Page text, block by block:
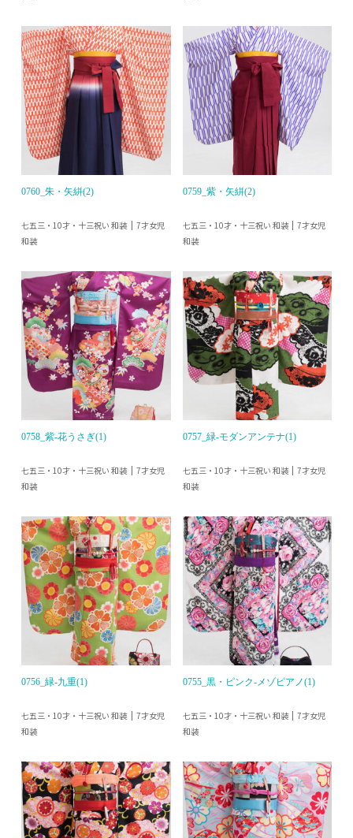
0760_朱・矢絣(2)
七五三・10才・十三祝い 和装
7才女児
和装
0759_紫・矢絣(2)
七五三・10才・十三祝い 和装
7才女児
和装
0758_紫-花うさぎ(1)
七五三・10才・十三祝い 和装
7才女児
和装
0757_緑-モダンアンテナ(1)
七五三・10才・十三祝い 和装
7才女児
和装
0756_緑-九重(1)
七五三・10才・十三祝い 和装
7才女児
和装
0755_黒・ピンク-メゾピアノ(1)
七五三・10才・十三祝い 和装
7才女児
和装